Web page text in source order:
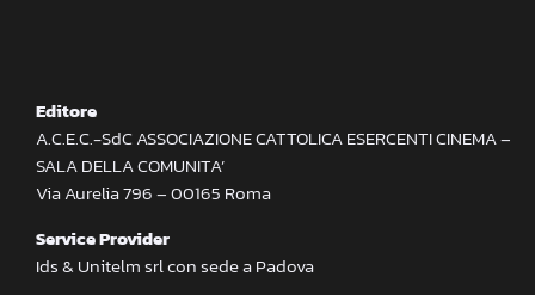
Editore
A.C.E.C.-SdC ASSOCIAZIONE CATTOLICA ESERCENTI CINEMA –
SALA DELLA COMUNITA’
Via Aurelia 796 – 00165 Roma
Service Provider
Ids & Unitelm srl con sede a Padova